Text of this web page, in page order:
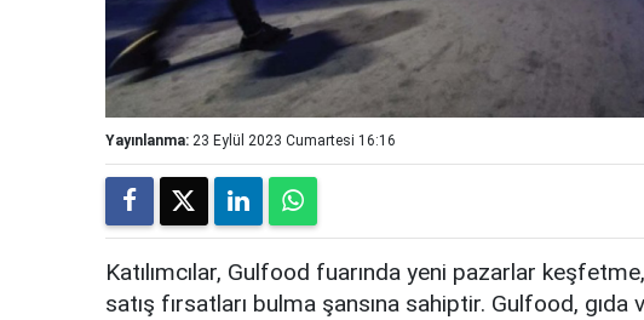
Yayınlanma: 23 Eylül 2023 Cumartesi 16:16
Katılımcılar, Gulfood fuarında yeni pazarlar
satış fırsatları bulma şansına sahiptir. Gulfood,